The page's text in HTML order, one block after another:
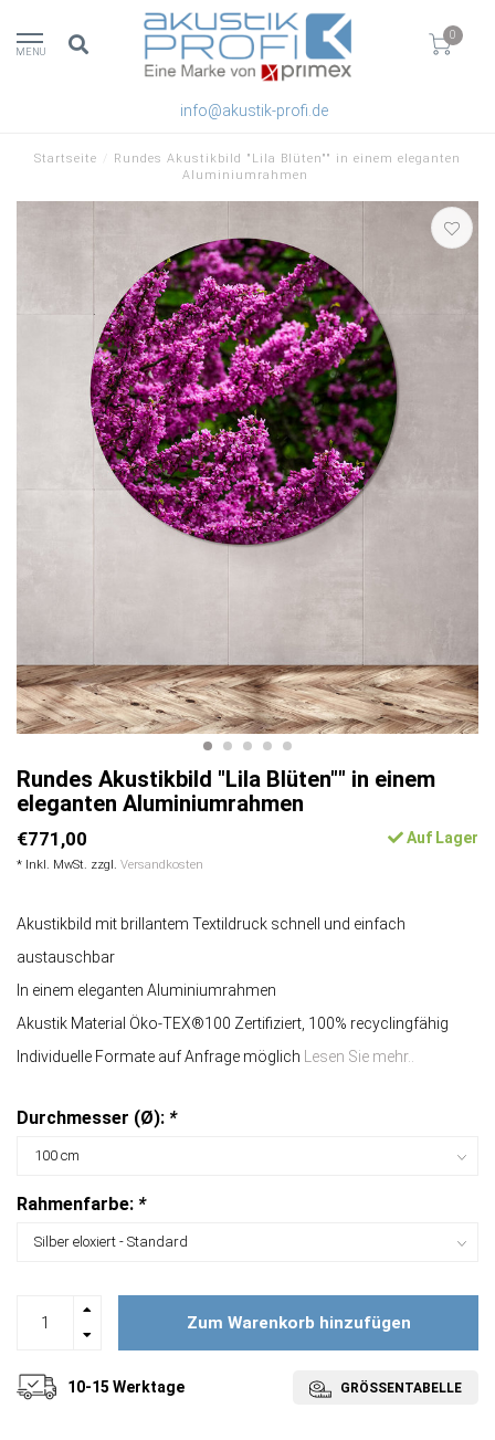
MENU
0
info@akustik-profi.de
Startseite
Rundes Akustikbild "Lila Blüten"" in einem eleganten
Aluminiumrahmen
Rundes Akustikbild "Lila Blüten"" in einem
eleganten Aluminiumrahmen
€771,00
* Inkl. MwSt. zzgl. Versandkosten
Auf Lager
Akustikbild mit brillantem Textildruck schnell und einfach
austauschbar
In einem eleganten Aluminiumrahmen
Akustik Material Öko-TEX®100 Zertifiziert, 100% recyclingfähig
Individuelle Formate auf Anfrage möglich Lesen Sie mehr..
Durchmesser (Ø): *
Rahmenfarbe: *
Zum Warenkorb hinzufügen
10-15 Werktage GRÖSSENTABELLE